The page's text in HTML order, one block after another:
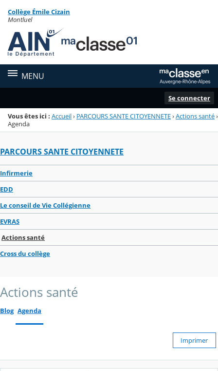
Menu de la rubrique
Contenu
Collège Émile Cizain
Montluel
MENU
Se connecter
Vous êtes ici : Accueil› PARCOURS SANTE CITOYENNETE›Actions santé›
Agenda
PARCOURS SANTE CITOYENNETE
Infirmerie
EDD
Le conseil de Vie Collégienne
EVRAS
Actions santé
Cross du collège
Actions santé
Blog Agenda
Imprimer